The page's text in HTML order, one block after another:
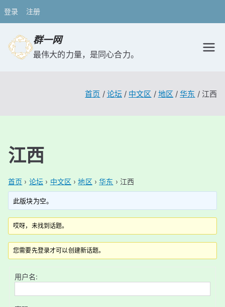
登录 注册
群一网
最伟大的力量，是同心合力。
首页 论坛 中文区 地区 华东 江西
江西
首页 › 论坛 › 中文区 › 地区 › 华东 › 江西
此版块为空。
哎呀，未找到话题。
您需要先登录才可以创建新话题。
用户名: